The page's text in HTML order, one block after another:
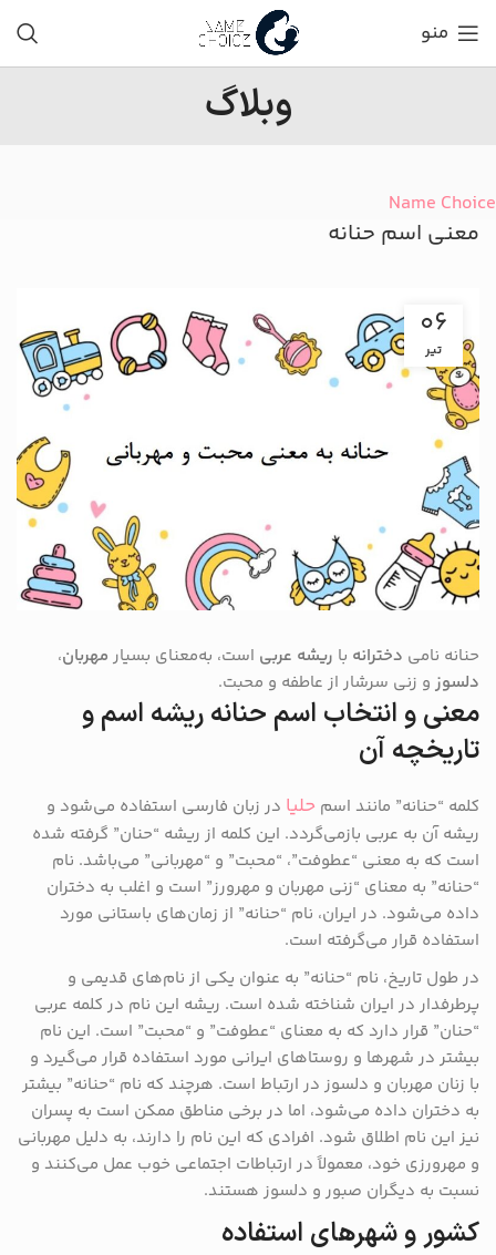
منو
وبلاگ
Name Choice
معنی اسم حنانه
06
تیر
حنانه نامی دخترانه با ریشه عربی است، به‌معنای بسیار مهربان،
دلسوز و زنی سرشار از عاطفه و محبت.
معنی و انتخاب اسم حنانه ریشه اسم و
تاریخچه آن
کلمه “حنانه” مانند اسم حلیا در زبان فارسی استفاده می‌شود و
ریشه آن به عربی بازمی‌گردد. این کلمه از ریشه “حنان” گرفته شده
است که به معنی “عطوفت”، “محبت” و “مهربانی” می‌باشد. نام
“حنانه” به معنای “زنی مهربان و مهرورز” است و اغلب به دختران
داده می‌شود. در ایران، نام “حنانه” از زمان‌های باستانی مورد
استفاده قرار می‌گرفته است.
در طول تاریخ، نام “حنانه” به عنوان یکی از نام‌های قدیمی و
پرطرفدار در ایران شناخته شده است. ریشه این نام در کلمه عربی
“حنان” قرار دارد که به معنای “عطوفت” و “محبت” است. این نام
بیشتر در شهرها و روستاهای ایرانی مورد استفاده قرار می‌گیرد و
با زنان مهربان و دلسوز در ارتباط است. هرچند که نام “حنانه” بیشتر
به دختران داده می‌شود، اما در برخی مناطق ممکن است به پسران
نیز این نام اطلاق شود. افرادی که این نام را دارند، به دلیل مهربانی
و مهرورزی خود، معمولاً در ارتباطات اجتماعی خوب عمل می‌کنند و
نسبت به دیگران صبور و دلسوز هستند.
کشور و شهرهای استفاده